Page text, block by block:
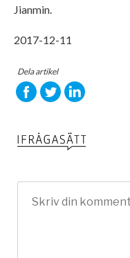
Jianmin.
2017-12-11
Dela artikel